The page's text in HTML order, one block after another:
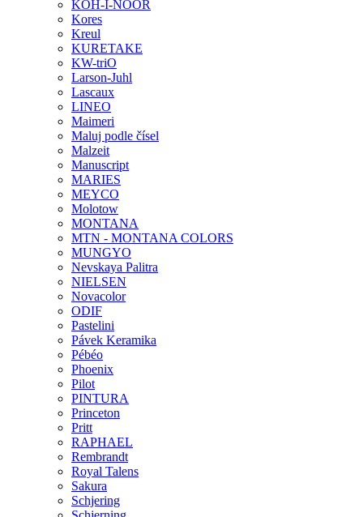
KOH-I-NOOR
Kores
Kreul
KURETAKE
KW-triO
Larson-Juhl
Lascaux
LINEO
Maimeri
Maluj podle čísel
Malzeit
Manuscript
MARIES
MEYCO
Molotow
MONTANA
MTN - MONTANA COLORS
MUNGYO
Nevskaya Palitra
NIELSEN
Novacolor
ODIF
Pastelini
Pávek Keramika
Pébéo
Phoenix
Pilot
PINTURA
Princeton
Pritt
RAPHAEL
Rembrandt
Royal Talens
Sakura
Schjering